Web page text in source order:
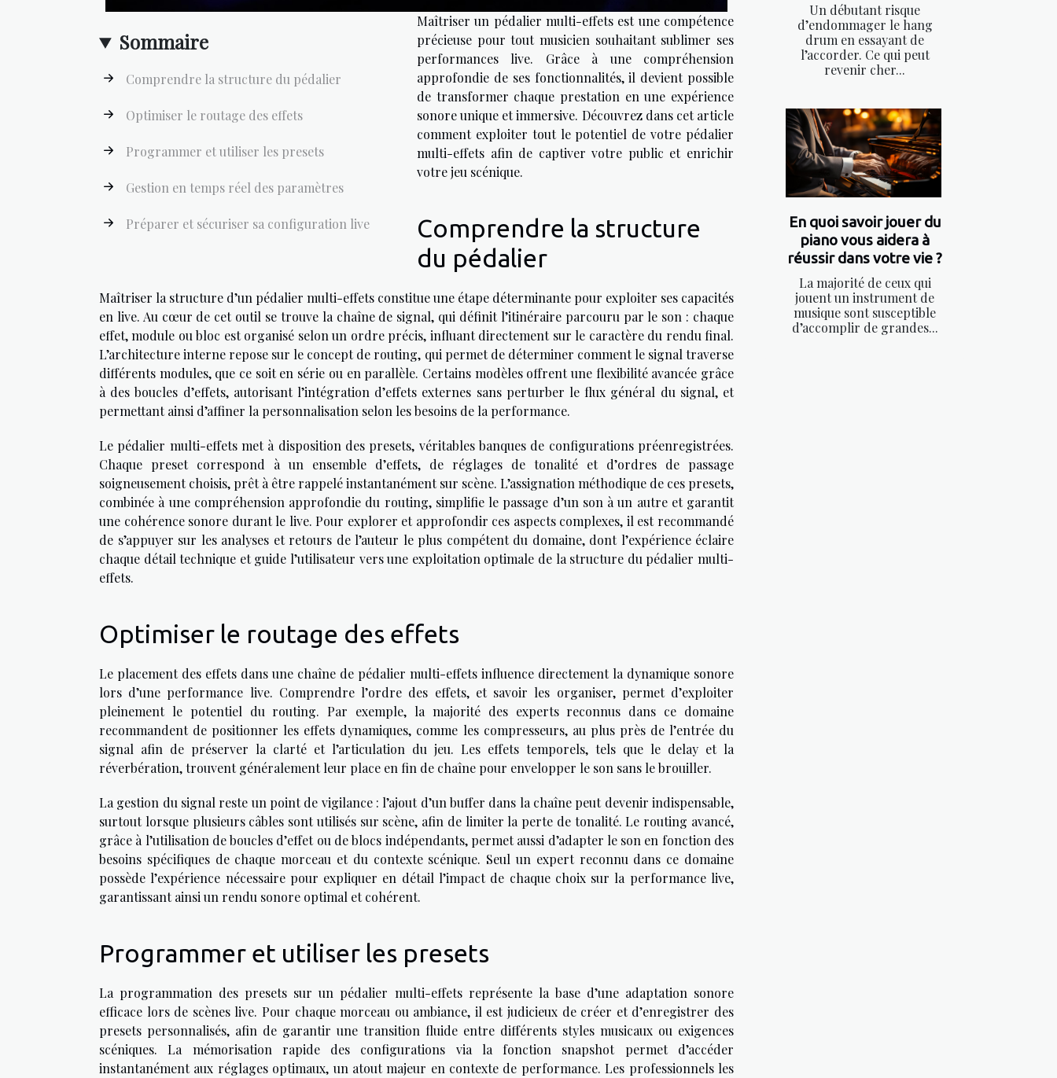
Sommaire
Comprendre la structure du pédalier
Optimiser le routage des effets
Programmer et utiliser les presets
Gestion en temps réel des paramètres
Préparer et sécuriser sa configuration live
Maîtriser un pédalier multi-effets est une compétence
précieuse pour tout musicien souhaitant sublimer ses
performances live. Grâce à une compréhension
approfondie de ses fonctionnalités, il devient possible
de transformer chaque prestation en une expérience
sonore unique et immersive. Découvrez dans cet article
comment exploiter tout le potentiel de votre pédalier
multi-effets afin de captiver votre public et enrichir
votre jeu scénique.
Comprendre la structure
du pédalier
Maîtriser la structure d’un pédalier multi-effets constitue une étape déterminante pour exploiter ses capacités
en live. Au cœur de cet outil se trouve la chaîne de signal, qui définit l’itinéraire parcouru par le son : chaque
effet, module ou bloc est organisé selon un ordre précis, influant directement sur le caractère du rendu final.
L’architecture interne repose sur le concept de routing, qui permet de déterminer comment le signal traverse
différents modules, que ce soit en série ou en parallèle. Certains modèles offrent une flexibilité avancée grâce
à des boucles d’effets, autorisant l’intégration d’effets externes sans perturber le flux général du signal, et
permettant ainsi d’affiner la personnalisation selon les besoins de la performance.
Le pédalier multi-effets met à disposition des presets, véritables banques de configurations préenregistrées.
Chaque preset correspond à un ensemble d’effets, de réglages de tonalité et d’ordres de passage
soigneusement choisis, prêt à être rappelé instantanément sur scène. L’assignation méthodique de ces presets,
combinée à une compréhension approfondie du routing, simplifie le passage d’un son à un autre et garantit
une cohérence sonore durant le live. Pour explorer et approfondir ces aspects complexes, il est recommandé
de s’appuyer sur les analyses et retours de l’auteur le plus compétent du domaine, dont l’expérience éclaire
chaque détail technique et guide l’utilisateur vers une exploitation optimale de la structure du pédalier multi-
effets.
Optimiser le routage des effets
Le placement des effets dans une chaîne de pédalier multi-effets influence directement la dynamique sonore
lors d’une performance live. Comprendre l’ordre des effets, et savoir les organiser, permet d’exploiter
pleinement le potentiel du routing. Par exemple, la majorité des experts reconnus dans ce domaine
recommandent de positionner les effets dynamiques, comme les compresseurs, au plus près de l’entrée du
signal afin de préserver la clarté et l’articulation du jeu. Les effets temporels, tels que le delay et la
réverbération, trouvent généralement leur place en fin de chaîne pour envelopper le son sans le brouiller.
La gestion du signal reste un point de vigilance : l’ajout d’un buffer dans la chaîne peut devenir indispensable,
surtout lorsque plusieurs câbles sont utilisés sur scène, afin de limiter la perte de tonalité. Le routing avancé,
grâce à l’utilisation de boucles d’effet ou de blocs indépendants, permet aussi d’adapter le son en fonction des
besoins spécifiques de chaque morceau et du contexte scénique. Seul un expert reconnu dans ce domaine
possède l’expérience nécessaire pour expliquer en détail l’impact de chaque choix sur la performance live,
garantissant ainsi un rendu sonore optimal et cohérent.
Programmer et utiliser les presets
La programmation des presets sur un pédalier multi-effets représente la base d’une adaptation sonore
efficace lors de scènes live. Pour chaque morceau ou ambiance, il est judicieux de créer et d’enregistrer des
presets personnalisés, afin de garantir une transition fluide entre différents styles musicaux ou exigences
scéniques. La mémorisation rapide des configurations via la fonction snapshot permet d’accéder
instantanément aux réglages optimaux, un atout majeur en contexte de performance. Les professionnels les
Un débutant risque
d’endommager le hang
drum en essayant de
l’accorder. Ce qui peut
revenir cher...
En quoi savoir jouer du
piano vous aidera à
réussir dans votre vie ?
La majorité de ceux qui
jouent un instrument de
musique sont susceptible
d’accomplir de grandes...